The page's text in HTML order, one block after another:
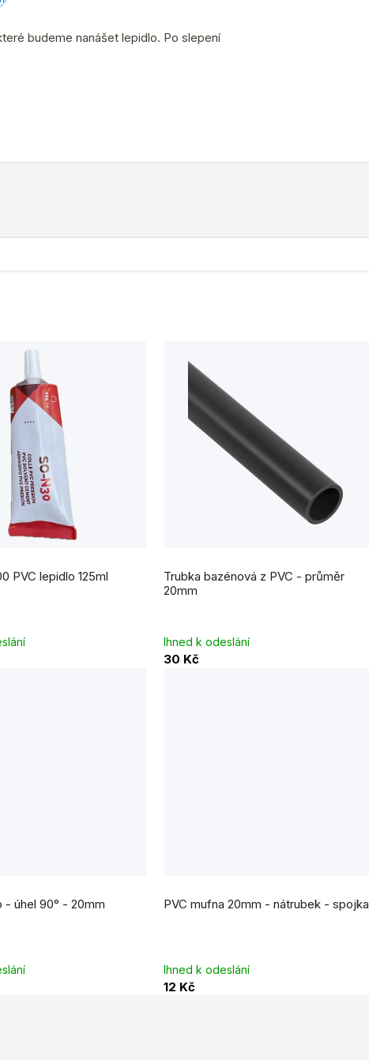
které budeme nanášet lepidlo. Po slepení
PVC lepidlo 125ml
Trubka bazénová z PVC - průměr
20mm
Ihned k odeslání
30 Kč
- úhel 90° - 20mm PVC mufna 20mm - nátrubek - spojka
Ihned k odeslání
12 Kč